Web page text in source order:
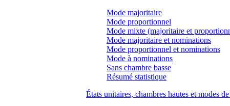
Mode majoritaire
Mode proportionnel
Mode mixte (majoritaire et
Mode majoritaire et nominations
Mode proportionnel et nominations
Mode à nominations
Sans chambre basse
Résumé statistique
États unitaires, chambres hautes et modes